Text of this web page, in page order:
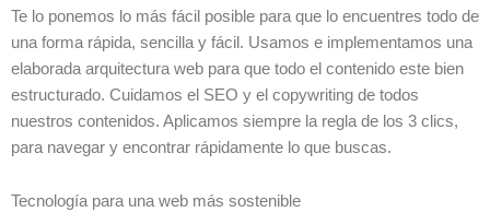
Te lo ponemos lo más fácil posible para que lo encuentres todo de
una forma rápida, sencilla y fácil. Usamos e implementamos una
elaborada arquitectura web para que todo el contenido este bien
estructurado. Cuidamos el SEO y el copywriting de todos
nuestros contenidos. Aplicamos siempre la regla de los 3 clics,
para navegar y encontrar rápidamente lo que buscas.
Tecnología para una web más sostenible